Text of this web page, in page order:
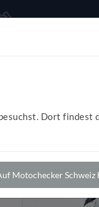
Dort findest
Motochecker Schweiz